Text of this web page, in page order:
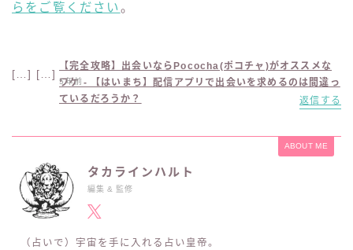
らをご覧ください 。
【完全攻略】出会いならPococha(ポコチャ)がオススメな
ワケ - 【はいまち】配信アプリで出会いを求めるのは間違っ
ているだろうか？
5年前
[…] […]
返信する
ABOUT ME
タカラインハルト
編集 & 監修
（占いで）宇宙を手に入れる占い皇帝。